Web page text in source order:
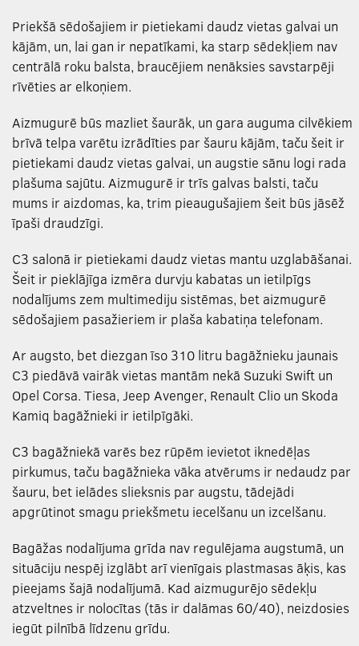
Priekšā sēdošajiem ir pietiekami daudz vietas galvai un
kājām, un, lai gan ir nepatīkami, ka starp sēdekļiem nav
centrālā roku balsta, braucējiem nenāksies savstarpēji
rīvēties ar elkoņiem.
Aizmugurē būs mazliet šaurāk, un gara auguma cilvēkiem
brīvā telpa varētu izrādīties par šauru kājām, taču šeit ir
pietiekami daudz vietas galvai, un augstie sānu logi rada
plašuma sajūtu. Aizmugurē ir trīs galvas balsti, taču
mums ir aizdomas, ka, trim pieaugušajiem šeit būs jāsēž
īpaši draudzīgi.
C3 salonā ir pietiekami daudz vietas mantu uzglabāšanai.
Šeit ir pieklājīga izmēra durvju kabatas un ietilpīgs
nodalījums zem multimediju sistēmas, bet aizmugurē
sēdošajiem pasažieriem ir plaša kabatiņa telefonam.
Ar augsto, bet diezgan īso 310 litru bagāžnieku jaunais
C3 piedāvā vairāk vietas mantām nekā Suzuki Swift un
Opel Corsa. Tiesa, Jeep Avenger, Renault Clio un Skoda
Kamiq bagāžnieki ir ietilpīgāki.
C3 bagāžniekā varēs bez rūpēm ievietot iknedēļas
pirkumus, taču bagāžnieka vāka atvērums ir nedaudz par
šauru, bet ielādes slieksnis par augstu, tādejādi
apgrūtinot smagu priekšmetu iecelšanu un izcelšanu.
Bagāžas nodalījuma grīda nav regulējama augstumā, un
situāciju nespēj izglābt arī vienīgais plastmasas āķis, kas
pieejams šajā nodalījumā. Kad aizmugurējo sēdekļu
atzveltnes ir nolocītas (tās ir dalāmas 60/40), neizdosies
iegūt pilnībā līdzenu grīdu.